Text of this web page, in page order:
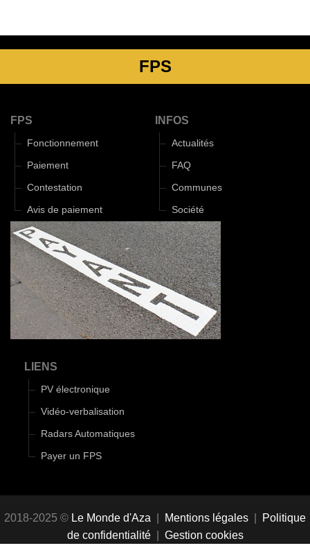
FPS
FPS
Fonctionnement
Paiement
Contestation
Avis de paiement
INFOS
Actualités
FAQ
Communes
Société
LIENS
PV électronique
Vidéo-verbalisation
Radars Automatiques
Payer un FPS
2018-2025 © Le Monde d'Aza Mentions légales
Politique
de confidentialité| Gestion cookies